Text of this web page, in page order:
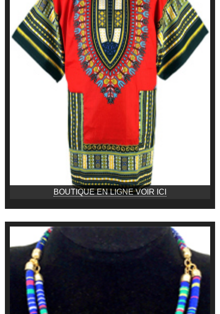
BOUTIQUE EN LIGNE VOIR ICI